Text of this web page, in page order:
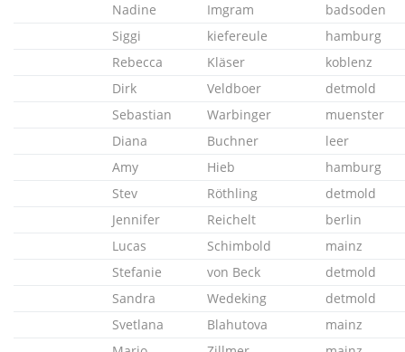
Nadine
Imgram
badsoden
Siggi
kiefereule
hamburg
Rebecca
Kläser
koblenz
Dirk
Veldboer
detmold
Sebastian
Warbinger
muenster
Diana
Buchner
leer
Amy
Hieb
hamburg
Stev
Röthling
detmold
Jennifer
Reichelt
berlin
Lucas
Schimbold
mainz
Stefanie
von Beck
detmold
Sandra
Wedeking
detmold
Svetlana
Blahutova
mainz